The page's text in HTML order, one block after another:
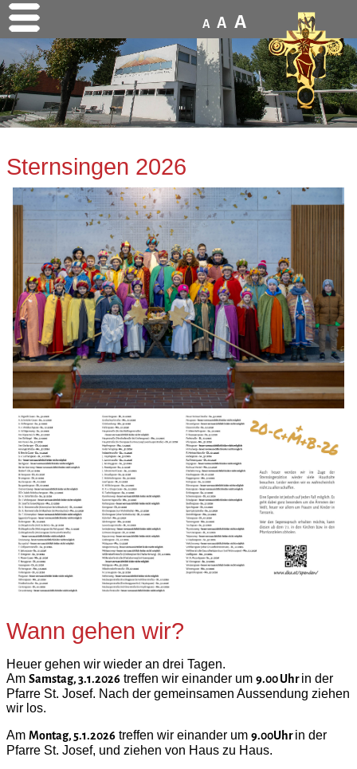
A A A
Sternsingen 2026
Wann gehen wir?
Heuer gehen wir wieder an drei Tagen.
Am Samstag, 3.1.2026 treffen wir einander um 9.00 Uhrin der
Pfarre St. Josef. Nach der gemeinsamen Aussendung ziehen
wir los.
Am Montag, 5.1.2026 treffen wir einander um 9.00Uhrin der
Pfarre St. Josef, und ziehen von Haus zu Haus.